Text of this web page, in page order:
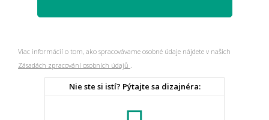
Viac informácií o tom, ako spracovávame osobné údaje nájdete v našich
Zásadách zpracování osobních údajů
Nie ste si istí? Pýtajte sa dizajnéra: